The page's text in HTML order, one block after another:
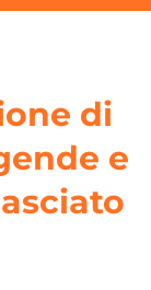
di
e